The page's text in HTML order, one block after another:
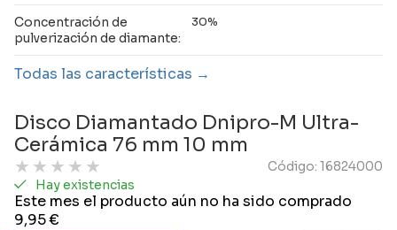
Concentración de
pulverización de diamante:
30%
Todas las características
Disco Diamantado Dnipro-M Ultra-
Cerámica 76 mm 10 mm
★ ★ ★ ★ ★ Código: 16824000
Hay existencias
Este mes el producto aún no ha sido comprado
9,95€